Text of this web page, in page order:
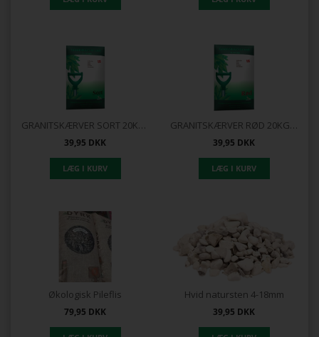
GRANITSKÆRVER SORT 20KG CHAMPOST
39,95 DKK
GRANITSKÆRVER RØD 20KG CHAMPOST
39,95 DKK
Økologisk Pileflis
79,95 DKK
Hvid natursten 4-18mm
39,95 DKK